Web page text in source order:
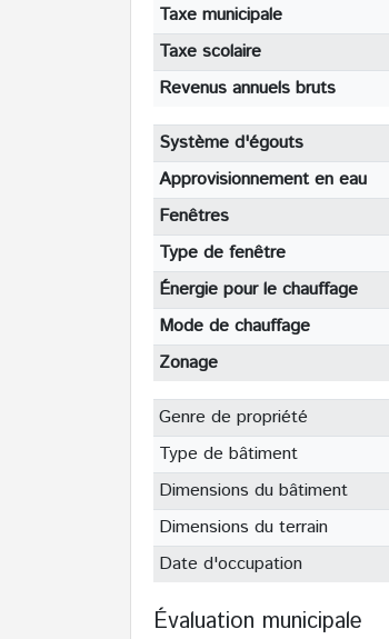
Taxe municipale
Taxe scolaire
Revenus annuels bruts
Système d'égouts
Approvisionnement en eau
Fenêtres
Type de fenêtre
Énergie pour le chauffage
Mode de chauffage
Zonage
Genre de propriété
Type de bâtiment
Dimensions du bâtiment
Dimensions du terrain
Date d'occupation
Évaluation municipale